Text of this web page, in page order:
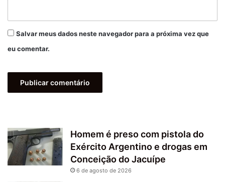
Salvar meus dados neste navegador para a próxima vez que
eu comentar.
Homem é preso com pistola do
Exército Argentino e drogas em
Conceição do Jacuípe
6 de agosto de 2026